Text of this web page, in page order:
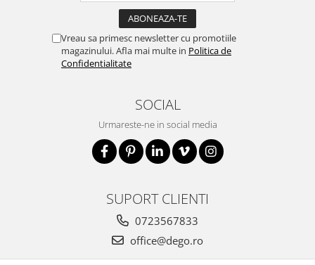
Vreau sa primesc newsletter cu promotiile
magazinului. Afla mai multe in Politica de
Confidentialitate
SOCIAL
Urmareste-ne in social media
SUPORT CLIENTI
0723567833
office@dego.ro